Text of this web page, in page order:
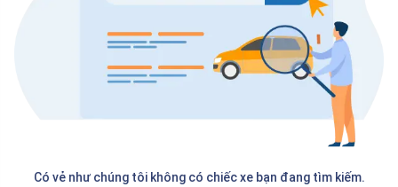
Có vẻ như chúng tôi không có chiếc xe bạn đang tìm kiếm.